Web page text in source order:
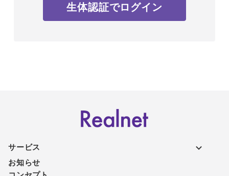
生体認証でログイン
サービス
お知らせ